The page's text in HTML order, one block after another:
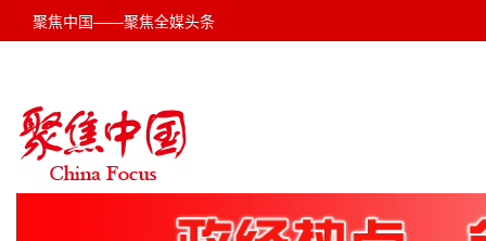
聚焦中国——聚焦全媒头条